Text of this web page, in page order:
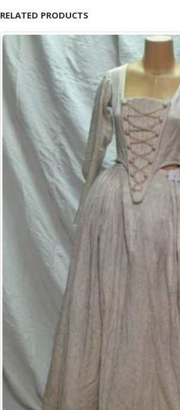
RELATED PRODUCTS